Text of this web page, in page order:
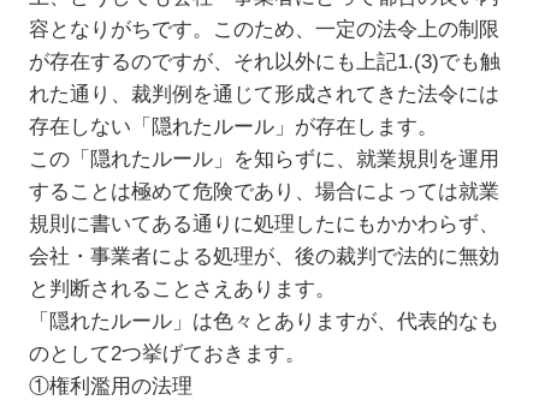
容となりがちです。このため、一定の法令上の制限
が存在するのですが、それ以外にも上記1.(3)でも触
れた通り、裁判例を通じて形成されてきた法令には
存在しない「隠れたルール」が存在します。
この「隠れたルール」を知らずに、就業規則を運用
することは極めて危険であり、場合によっては就業
規則に書いてある通りに処理したにもかかわらず、
会社・事業者による処理が、後の裁判で法的に無効
と判断されることさえあります。
「隠れたルール」は色々とありますが、代表的なも
のとして2つ挙げておきます。
①権利濫用の法理